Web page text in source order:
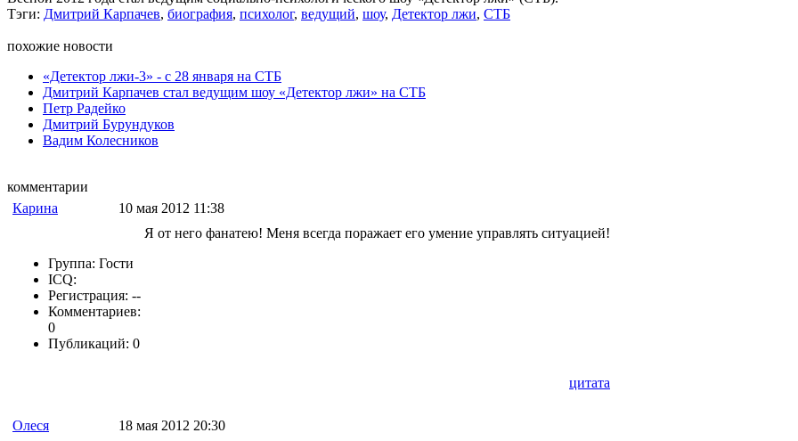
Тэги: Дмитрий Карпачев, биография, психолог, ведущий, шоу, Детектор лжи, СТБ
похожие новости
«Детектор лжи-3» - с 28 января на СТБ
Дмитрий Карпачев стал ведущим шоу «Детектор лжи» на СТБ
Петр Радейко
Дмитрий Бурундуков
Вадим Колесников
комментарии
Карина
10 мая 2012 11:38
Группа: Гости
ICQ:
Регистрация: --
Комментариев:
0
Публикаций: 0
Я от него фанатею! Меня всегда поражает его умение управлять ситуацией!
цитата
Олеся 18 мая 2012 20:30